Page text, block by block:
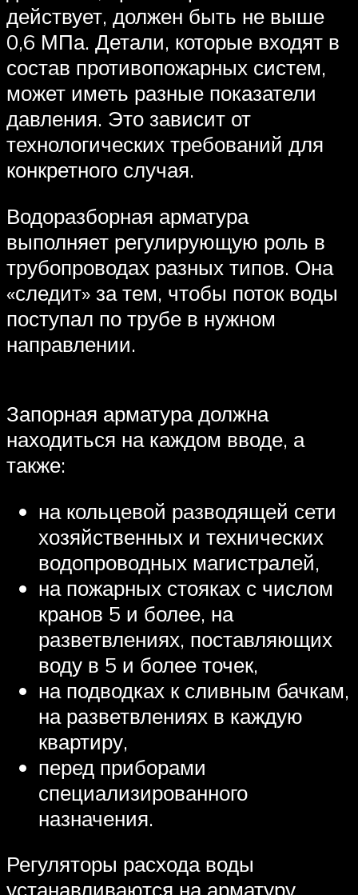
действует, должен быть не выше
0,6 МПа. Детали, которые входят в
состав противопожарных систем,
может иметь разные показатели
давления. Это зависит от
технологических требований для
конкретного случая.
Водоразборная арматура
выполняет регулирующую роль в
трубопроводах разных типов. Она
«следит» за тем, чтобы поток воды
поступал по трубе в нужном
направлении.
Запорная арматура должна
находиться на каждом вводе, а
также:
на кольцевой разводящей сети
хозяйственных и технических
водопроводных магистралей,
на пожарных стояках с числом
кранов 5 и более, на
разветвлениях, поставляющих
воду в 5 и более точек,
на подводках к сливным бачкам,
на разветвлениях в каждую
квартиру,
перед приборами
специализированного
назначения.
Регуляторы расхода воды
устанавливаются на арматуру,